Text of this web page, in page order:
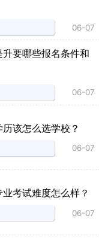
06-07
要哪些报名条件和
06-07
该怎么选学校？
06-07
考试难度怎么样？
06-07